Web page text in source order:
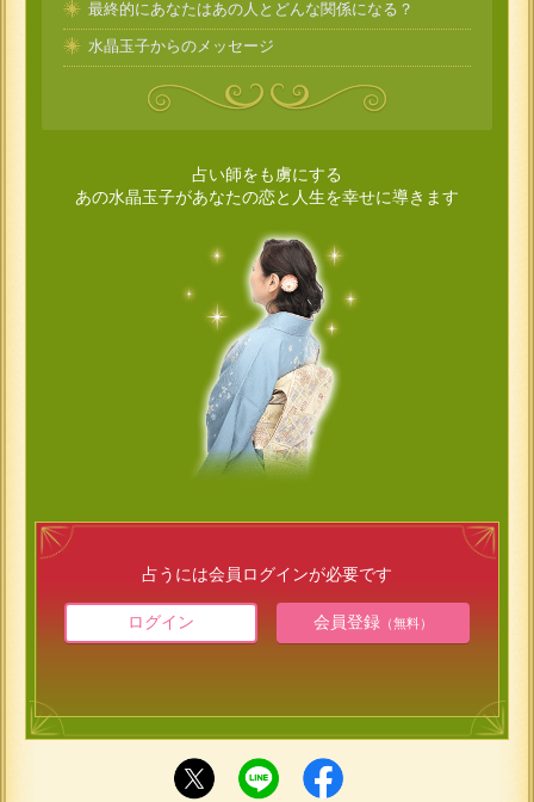
最終的にあなたはあの人とどんな関係になる？
水晶玉子からのメッセージ
占い師をも虜にする
あの水晶玉子があなたの恋と人生を幸せに導きます
占うには会員ログインが必要です
ログイン 会員登録（無料）